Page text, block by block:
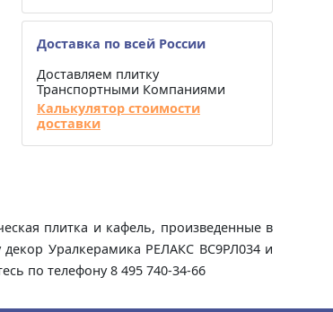
Доставка по всей России
Доставляем плитку
Транспортными Компаниями
Калькулятор стоимости
доставки
плитка и кафель, произведенные в
Уралкерамика РЕЛАКС ВС9РЛ034 и
по телефону 8 495 740-34-66